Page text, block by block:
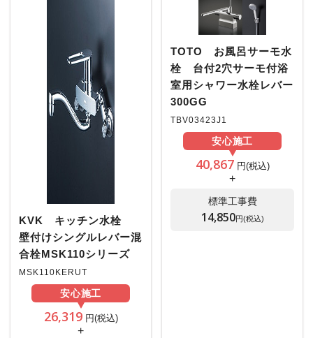
KVK キッチン水栓
壁付けシングルレバー混
合栓MSK110シリーズ
MSK110KERUT
安心施工
26,319円(税込)
+
TOTO お風呂サーモ水
栓 台付2穴サーモ付浴
室用シャワー水栓レバー
300GG
TBV03423J1
安心施工
40,867円(税込)
+
標準工事費
14,850円(税込)